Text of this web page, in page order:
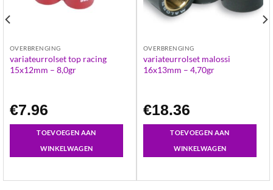
OVERBRENGING
variateurrolset top racing
15x12mm – 8,0gr
€7.96
TOEVOEGEN AAN
WINKELWAGEN
OVERBRENGING
variateurrolset malossi
16x13mm – 4,70gr
€18.36
TOEVOEGEN AAN
WINKELWAGEN